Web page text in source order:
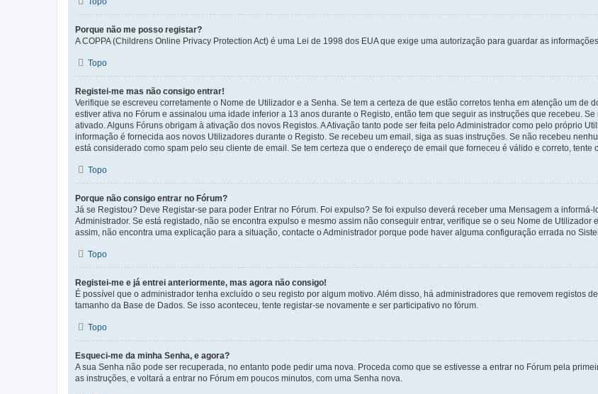
Porque não me posso registar?
A COPPA (Childrens Online Privacy Protection Act) é uma Lei de 1998 dos EUA que exige uma autorização para guardar as
Topo
Registei-me mas não consigo entrar!
Verifique se escreveu corretamente o Nome de Utilizador e a Senha. Se tem a certeza de que estão corretos tenha em atenção um de
estiver ativa no Fórum e assinalou uma idade inferior a 13 anos durante o Registo, então tem que seguir as instruções que recebeu.
ativado. Alguns Fóruns obrigam à ativação dos novos Registos. A Ativação tanto pode ser feita pelo Administrador como pelo próprio
informação é fornecida aos novos Utilizadores durante o Registo. Se recebeu um email, siga as suas instruções. Se não recebeu
está considerado como spam pelo seu cliente de email. Se tem certeza que o endereço de email que forneceu é válido e correto, tente
Topo
Porque não consigo entrar no Fórum?
Já se Registou? Deve Registar-se para poder Entrar no Fórum. Foi expulso? Se foi expulso deverá receber uma Mensagem a
Administrador. Se está registado, não se encontra expulso e mesmo assim não conseguir entrar, verifique se o seu Nome de
assim, não encontra uma explicação para a situação, contacte o Administrador porque pode haver alguma configuração errada no
Topo
Registei-me e já entrei anteriormente, mas agora não consigo!
É possível que o administrador tenha excluído o seu registo por algum motivo. Além disso, há administradores que removem registos
tamanho da Base de Dados. Se isso aconteceu, tente registar-se novamente e ser participativo no fórum.
Topo
Esqueci-me da minha Senha, e agora?
A sua Senha não pode ser recuperada, no entanto pode pedir uma nova. Proceda como que se estivesse a entrar no Fórum pela
as instruções, e voltará a entrar no Fórum em poucos minutos, com uma Senha nova.